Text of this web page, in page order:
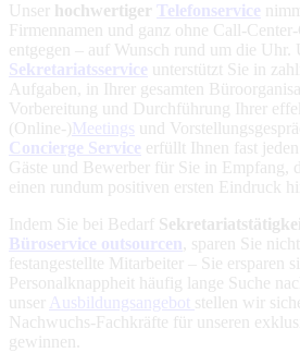
Unser hochwertiger Telefonservice
Firmennamen und ganz ohne Call-
entgegen – auf Wunsch rund um die Uhr.
Sekretariatsservice unterstützt Sie in
Aufgaben, in Ihrer gesamten
Vorbereitung und Durchführung Ihrer
(Online-)Meetings und
Concierge Service erfüllt Ihnen fast
Gäste und Bewerber für Sie in Empfang,
einen rundum positiven ersten Eindruck
Indem Sie bei Bedarf
Büroservice outsourcen , sparen Sie
festangestellte Mitarbeiter – Sie ersparen
Personalknappheit häufig lange Suche
unser
Ausbildungsangebot stellen wir
Nachwuchs-Fachkräfte für unseren
gewinnen.